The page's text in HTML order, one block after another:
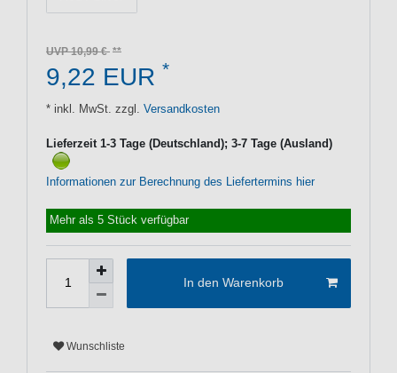
UVP 10,99 €
9,22 EUR *
* inkl. MwSt. zzgl. Versandkosten
Lieferzeit 1-3 Tage (Deutschland); 3-7 Tage (Ausland)
Informationen zur Berechnung des Liefertermins hier
Mehr als 5 Stück verfügbar
In den Warenkorb
Wunschliste